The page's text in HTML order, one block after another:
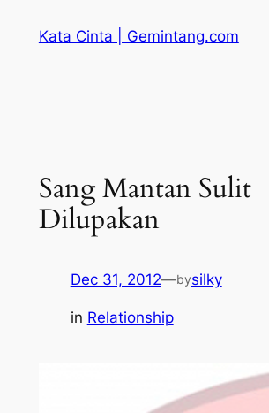
Kata Cinta | Gemintang.com
Sang Mantan Sulit
Dilupakan
Dec 31, 2012—bysilky
in Relationship